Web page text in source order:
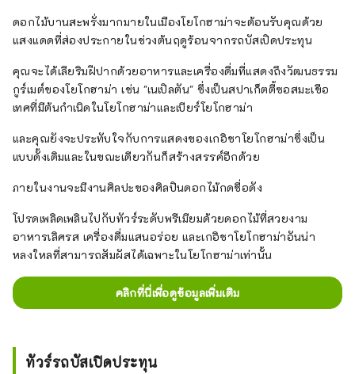
ในเมืองที่ซับซ้อนและพื้นที่ชานเมืองสีเขียวอัน
งดงาม!
ดอกไม้บานสะพรั่งมากมายในเมืองโยโกฮาม่าจะต้อนรับคุณด้วย
แสงแดดที่ส่องประกายในช่วงต้นฤดูร้อนจากรถบัสเปิดประทุน
คุณจะได้เลียริมฝีปากด้วยอาหารและเครื่องดื่มที่แสดงถึงวัฒนธรรม
กูร์เมต์ของโยโกฮาม่า เช่น "เนเปิลตัน" ซึ่งเป็นสปาเก็ตตี้ซอสมะเขือ
เทศที่มีต้นกำเนิดในโยโกฮาม่าและเบียร์โยโกฮาม่า
และคุณยังจะประทับใจกับการแสดงของเกอิชาโยโกฮาม่าซึ่งเป็น
แบบดั้งเดิมและในขณะเดียวกันก็สร้างสรรค์อีกด้วย
ภายในงานจะมีงานศิลปะของศิลปินดอกไม้กดชื่อดัง
โปรดเพลิดเพลินไปกับทัวร์ระดับพรีเมียมด้วยดอกไม้ที่สวยงาม
อาหารเลิศรส เครื่องดื่มแสนอร่อย และเกอิชาโยโกฮาม่าอันน่า
หลงใหลที่สามารถสัมผัสได้เฉพาะในโยโกฮาม่าเท่านั้น
คลิกที่นี่เพื่อดูข้อมูลเพิ่มเติม
ทัวร์รถบัสเปิดประทุน